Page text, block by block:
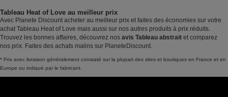
Tableau Heat of Love au meilleur prix
Avec Planete Discount acheter au meilleur prix et faites des économies sur votre
achat Tableau Heat of Love mais aussi sur nos autres produits à prix réduits.
Trouvez les bonnes affaires, découvrez nos avis Tableau abstrait et comparez
nos prix. Faites des achats malins sur PlaneteDiscount.
* Prix avec livraison généralement constaté sur la plupart des sites et boutiques en France et en
Europe ou indiqué par le fabricant.